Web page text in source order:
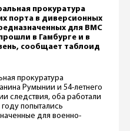
прокуратура
порта в диверсионных
для ВМС
в Гамбурге и в
сообщает таблоид
прокуратура
Румынии и 54-летнего
следствия, оба работали
попытались
для военно-